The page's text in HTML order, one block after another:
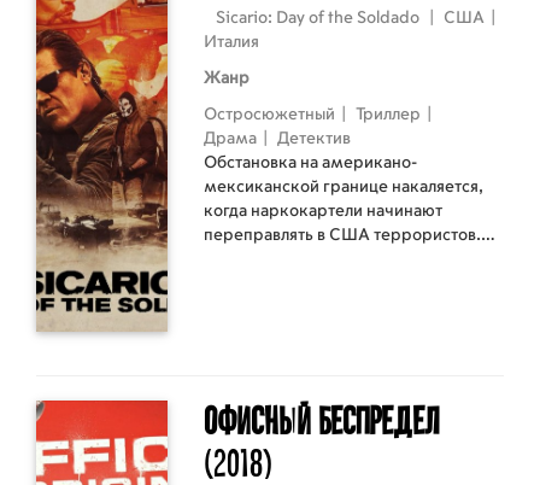
Sicario: Day of the Soldado США
Италия
Жанр
Остросюжетный Триллер
Драма
Детектив
Обстановка на американо-
мексиканской границе накаляется,
когда наркокартели начинают
переправлять в США террористов.
Офисный беспредел
(2018)